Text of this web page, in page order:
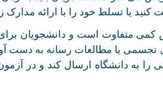
یا تسلط خود را با ارائه مدارک
متفاوت است و دانشجویان
تجسمی یا مطالعات رسانه به دست
را به دانشگاه ارسال کند و در